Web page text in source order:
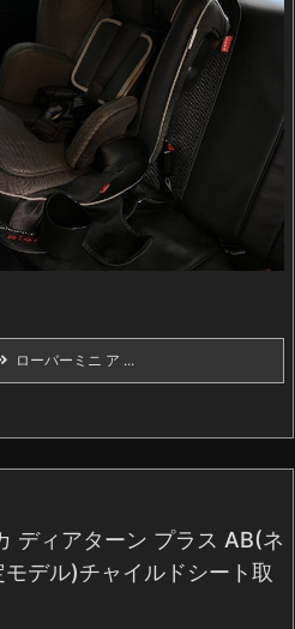
ローバーミニ ア ...
ディアターン プラス AB(ネ
デル)チャイルドシート取